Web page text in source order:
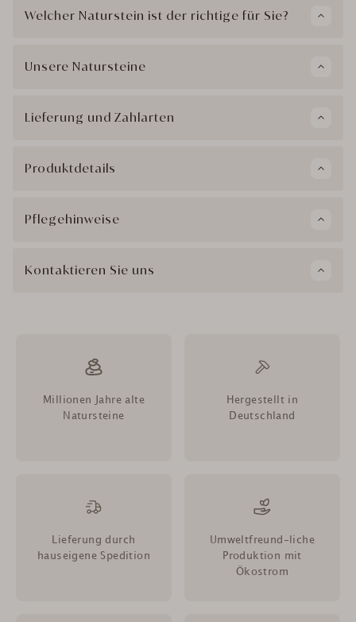
Welcher Naturstein ist der richtige für Sie?
Unsere Natursteine
Lieferung und Zahlarten
Produktdetails
Pflegehinweise
Kontaktieren Sie uns
Millionen Jahre alte
Natursteine
Hergestellt in
Deutschland
Lieferung durch
hauseigene Spedition
Umweltfreund-liche
Produktion mit
Ökostrom